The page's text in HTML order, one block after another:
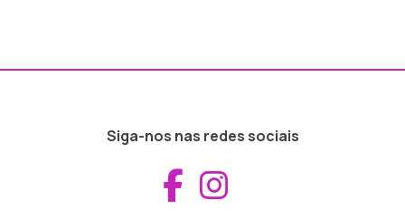
Siga-nos nas redes sociais
Aceder ao